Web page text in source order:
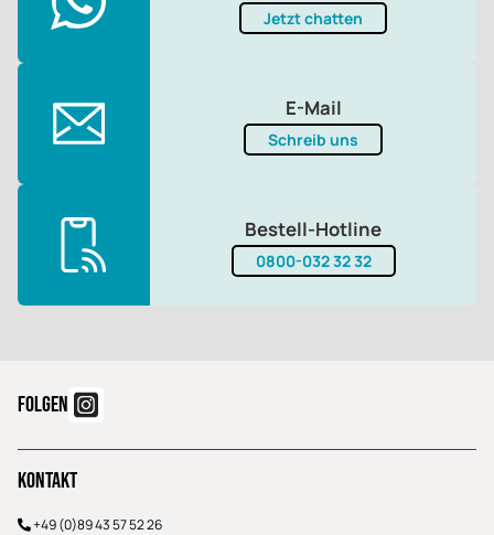
Jetzt chatten
E-Mail
Schreib uns
Bestell-Hotline
0800-032 32 32
FOLGEN
Kontakt
+49 (0)89 43 57 52 26